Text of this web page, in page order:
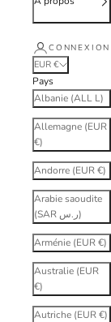
CONNEXION
EUR €
Pays
Albanie (ALL L)
Allemagne (EUR
€)
Andorre (EUR €)
Arabie saoudite
(SAR ر.س)
Arménie (EUR €)
Australie (EUR
€)
Autriche (EUR €)